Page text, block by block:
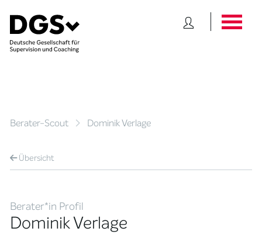
Berater-Scout Dominik Verlage
Übersicht
Berater*in Profil
Dominik Verlage